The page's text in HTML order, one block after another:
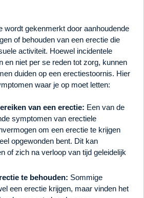
wordt gekenmerkt door aanhoudende
of behouden van een erectie die
activiteit. Hoewel incidentele
en niet per se reden tot zorg, kunnen
duiden op een erectiestoornis. Hier
waar je op moet letten:
van een erectie: Een van de
symptomen van erectiele
om een erectie te krijgen
opgewonden bent. Dit kan
of zich na verloop van tijd geleidelijk
te behouden: Sommige
een erectie krijgen, maar vinden het